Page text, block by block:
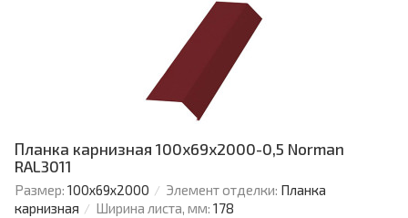
Планка карнизная 100х69х2000-0,5 Norman
RAL3011
Размер: 100х69х2000 Элемент отделки: Планка
карнизная
Ширина листа, мм: 178